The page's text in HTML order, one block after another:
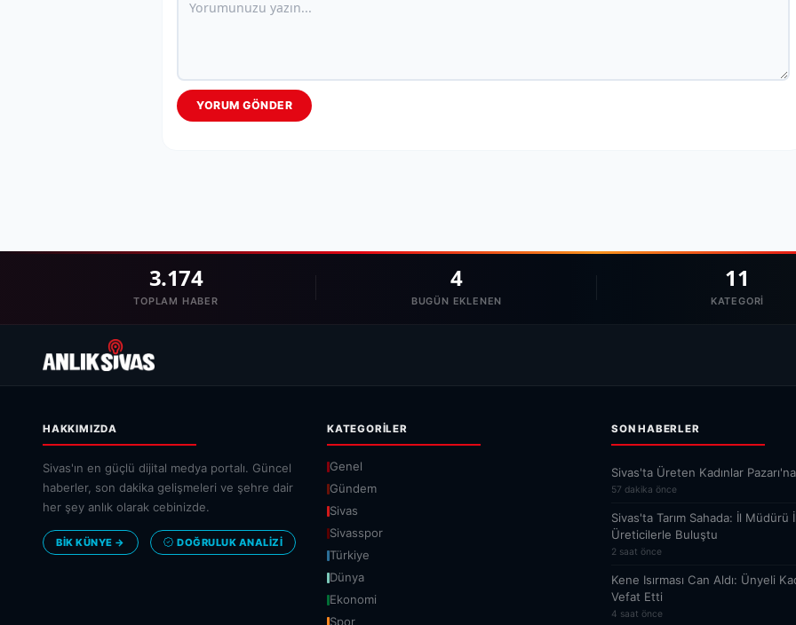
YORUM GÖNDER
3.174
TOPLAM HABER
4
BUGÜN EKLENEN
11
KATEGORI
HAKKIMIZDA
Sivas'ın en güçlü dijital medya portalı. Güncel
haberler, son dakika gelişmeleri ve şehre dair
her şey anlık olarak cebinizde.
BİK KÜNYE → DOĞRULUK ANALIZI
KATEGORILER
Genel
Gündem
Sivas
Sivasspor
Türkiye
Dünya
Ekonomi
Spor
SON HABERLER
Sivas'ta Üreten Kadınlar
57 dakika önce
Sivas'ta Tarım Sahada: İl Müdürü
Üreticilerle Buluştu
2 saat önce
Kene Isırması Can Aldı: Ünyeli
Vefat Etti
4 saat önce